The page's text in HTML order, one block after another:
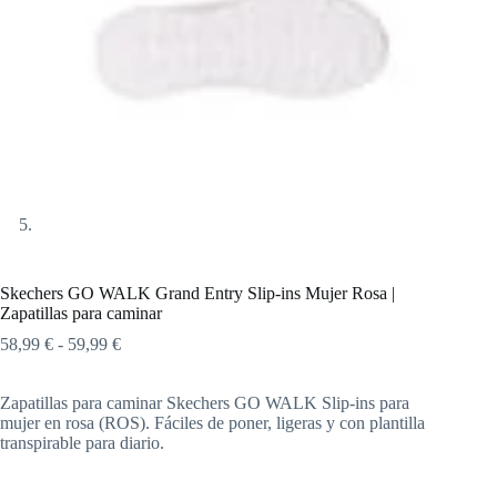
Skechers GO WALK Grand Entry Slip-ins Mujer Rosa |
Zapatillas para caminar
58,99 € - 59,99 €Rango
desde
58,99 €
hasta
Zapatillas para caminar Skechers GO WALK Slip-ins para
mujer en rosa (ROS). Fáciles de poner, ligeras y con plantilla
transpirable para diario.